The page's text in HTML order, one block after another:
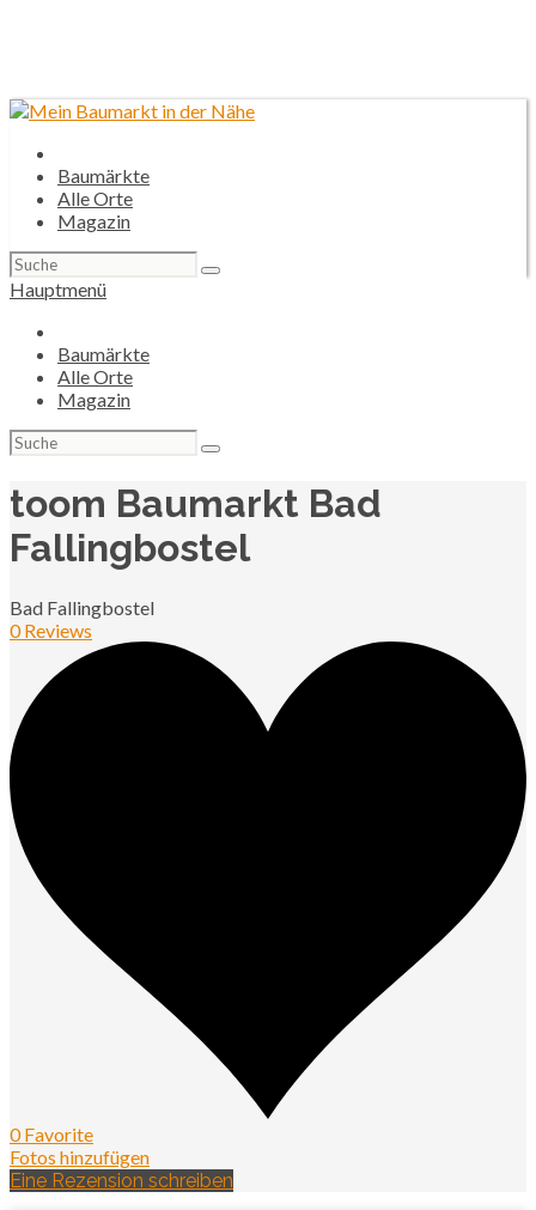
Baumärkte
Alle Orte
Magazin
Suchen
nach:
Hauptmenü
Baumärkte
Alle Orte
Magazin
Suchen
nach:
toom Baumarkt Bad
Fallingbostel
Bad Fallingbostel
0 Reviews
0 Favorite
Fotos hinzufügen
Eine Rezension schreiben